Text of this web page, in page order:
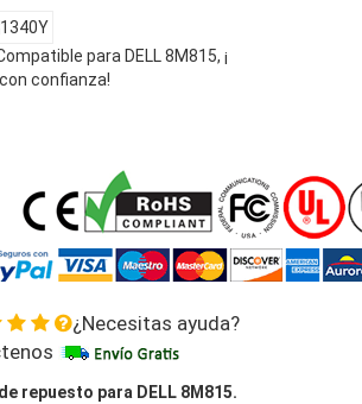
para DELL 8M815, ¡
confianza!
¿Necesitas ayuda?
repuesto para DELL 8M815.